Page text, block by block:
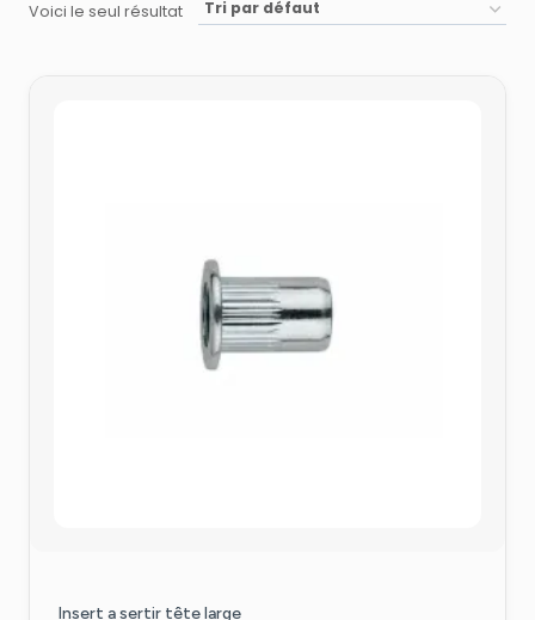
Voici le seul résultat
Insert a sertir tête large